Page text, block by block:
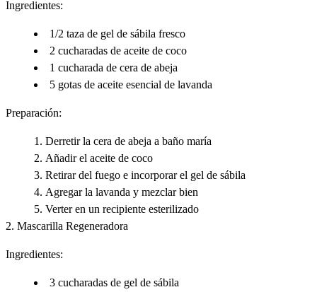
Ingredientes:
1/2 taza de gel de sábila fresco
2 cucharadas de aceite de coco
1 cucharada de cera de abeja
5 gotas de aceite esencial de lavanda
Preparación:
Derretir la cera de abeja a baño maría
Añadir el aceite de coco
Retirar del fuego e incorporar el gel de sábila
Agregar la lavanda y mezclar bien
Verter en un recipiente esterilizado
2. Mascarilla Regeneradora
Ingredientes:
3 cucharadas de gel de sábila